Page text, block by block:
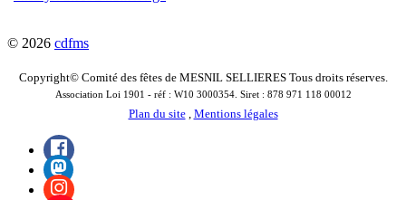
© 2026 cdfms
Copyright© Comité des fêtes de MESNIL SELLIERES Tous droits réserves.
Association Loi 1901 - réf : W10 3000354. Siret : 878 971 118 00012
Plan du site, Mentions légales